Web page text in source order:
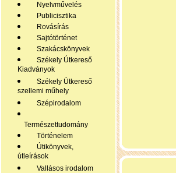
Nyelvművelés
Publicisztika
Rovásírás
Sajtótörténet
Szakácskönyvek
Székely Útkereső
Kiadványok
Székely Útkereső
szellemi műhely
Szépirodalom
Természettudomány
Történelem
Útikönyvek,
útleírások
Vallásos irodalom